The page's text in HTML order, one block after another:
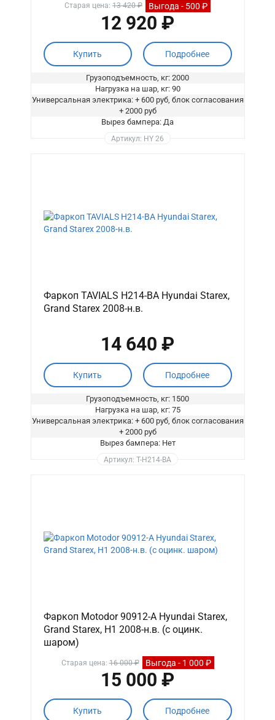
Старая цена: 13 420 ₽ Выгода - 500 ₽
12 920 ₽
Купить Подробнее
Грузоподъемность, кг: 2000
Нагрузка на шар, кг: 90
Универсальная электрика: + 600 руб, блок согласования
+ 2000 руб
Вырез бампера: Да
Артикул: HY 26
Фаркоп TAVIALS H214-BA Hyundai Starex,
Grand Starex 2008-н.в.
14 640 ₽
Купить Подробнее
Грузоподъемность, кг: 1500
Нагрузка на шар, кг: 75
Универсальная электрика: + 600 руб, блок согласования
+ 2000 руб
Вырез бампера: Нет
Артикул: T-H214-BA
Фаркоп Motodor 90912-A Hyundai Starex,
Grand Starex, H1 2008-н.в. (с оцинк.
шаром)
Старая цена:16 000 ₽ Выгода - 1 000 ₽
15 000 ₽
Купить Подробнее